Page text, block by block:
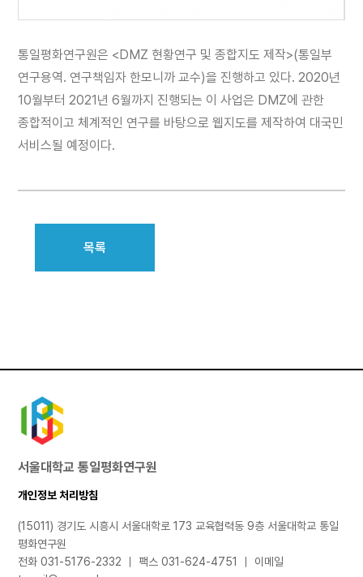
통일평화연구원은 <DMZ 현황연구 및 종합지도 제작>(통일부
연구용역. 연구책임자 한모니까 교수)을 진행하고 있다. 2020년
10월부터 2021년 6월까지 진행되는 이 사업은 DMZ에 관한
종합적이고 체계적인 연구를 바탕으로 웹지도를 제작하여 대국민
서비스될 예정이다.
목록
서울대학교 통일평화연구원
개인정보 처리방침
(15011) 경기도 시흥시 서울대학로 173 교육협력동 9층 서울대학교 통일
평화연구원
전화 031-5176-2332 ｜ 팩스 031-624-4751 ｜ 이메일